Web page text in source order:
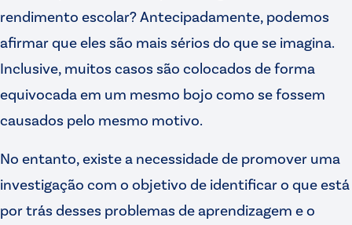
rendimento escolar? Antecipadamente, podemos
afirmar que eles são mais sérios do que se imagina.
Inclusive, muitos casos são colocados de forma
equivocada em um mesmo bojo como se fossem
causados pelo mesmo motivo.
No entanto, existe a necessidade de promover uma
investigação com o objetivo de identificar o que está
por trás desses problemas de aprendizagem e o